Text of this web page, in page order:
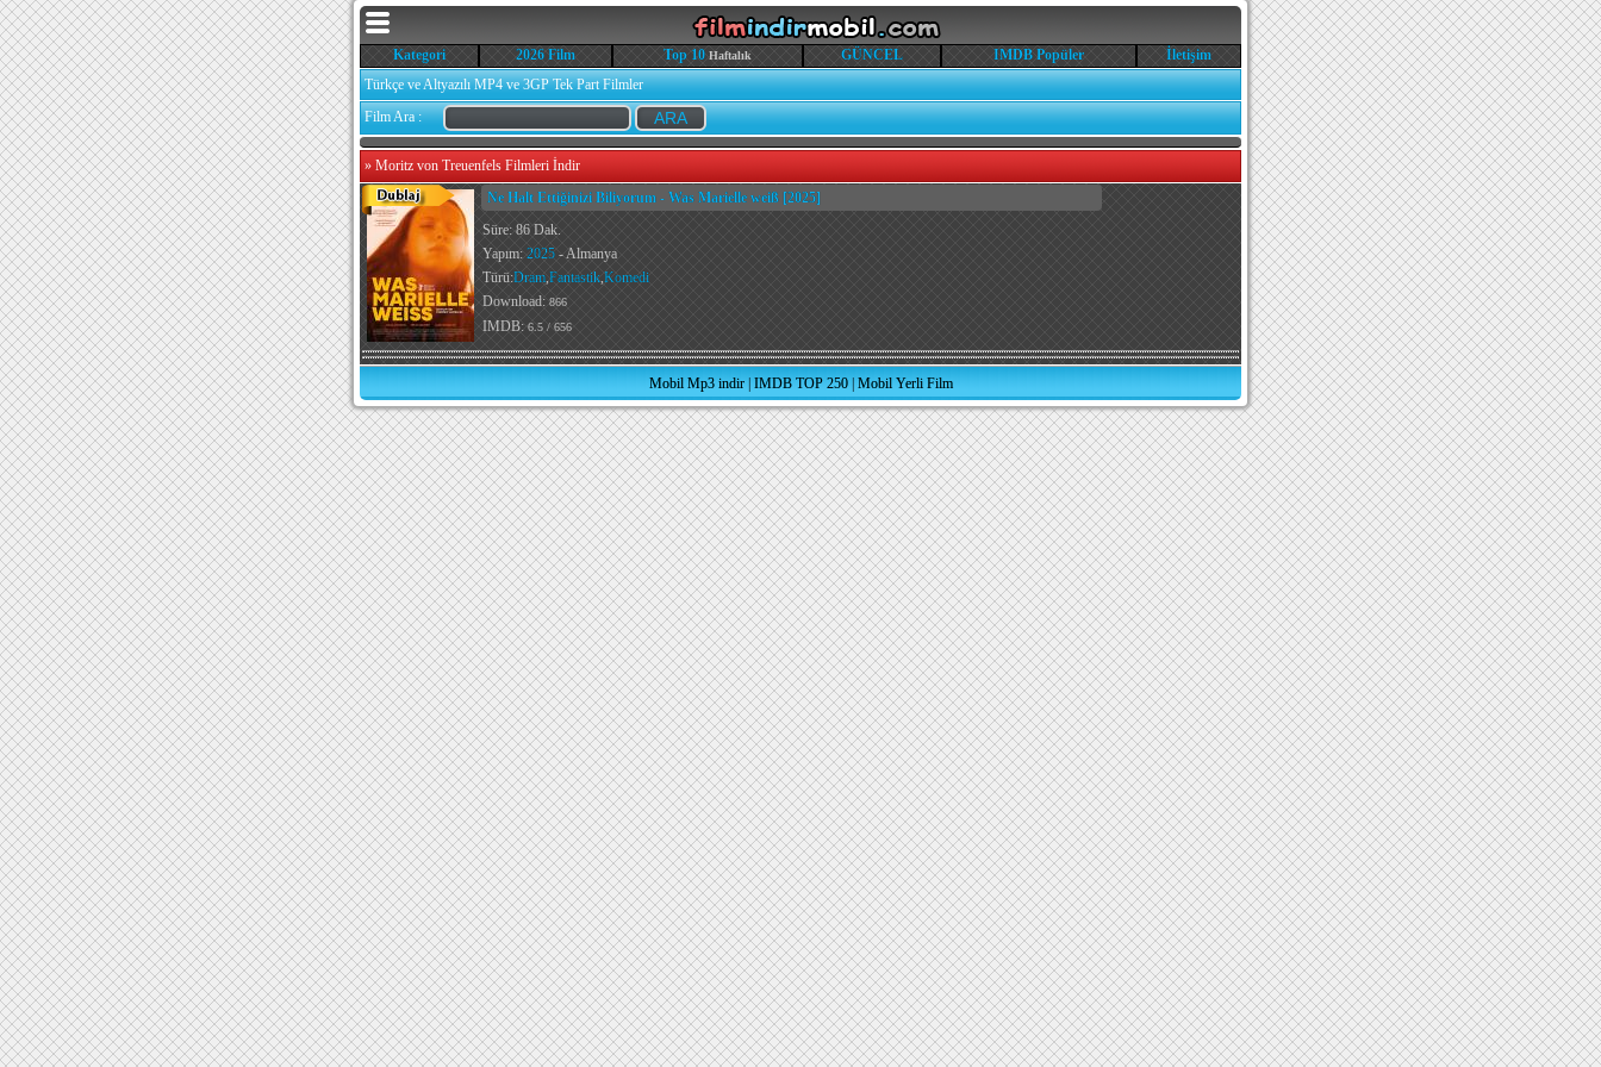
Kategori 2026 Film Top 10 Haftalık GÜNCEL IMDB Popüler
İletişim
Türkçe ve Altyazılı MP4 ve 3GP Tek Part Filmler
Film Ara :
» Moritz von Treuenfels Filmleri İndir
Ne Halt Ettiğinizi Biliyorum - Was Marielle weiß [2025]
Süre: 86 Dak.
Yapım: 2025 - Almanya
Türü:Dram,Fantastik,Komedi
Download: 866
IMDB: 6.5 / 656
Mobil Mp3 indir| IMDB TOP 250| Mobil Yerli Film